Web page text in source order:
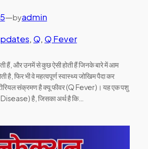
—byadmin
, Q, Q Fever
हैं, और उनमें से कुछ ऐसी होती हैं जिनके बारे में आम
है, फिर भी वे महत्वपूर्ण स्वास्थ्य जोखिम पैदा कर
संक्रमण है क्यू फीवर (Q Fever)। यह एक पशु
है, जिसका अर्थ है कि…